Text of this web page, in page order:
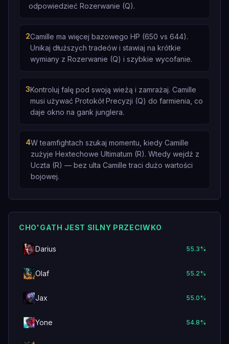
odpowiedzieć Rozerwanie (Q).
2Camille ma więcej bazowego HP (650 vs 644).
Unikaj dłuższych tradeów i stawiaj na krótkie
wymiany z Rozerwanie (Q) i szybkie wycofanie.
3Kontroluj falę pod swoją wieżą i zamrażaj. Camille
musi używać Protokół Precyzji (Q) do farmienia, co
daje okno na gank junglera.
4W teamfightach szukaj momentu, kiedy Camille
zużyje Hextechowe Ultimatum (R). Wtedy wejdź z
Uczta (R) — bez ulta Camille traci dużo wartości
bojowej.
CHO'GATH JEST SILNY PRZECIWKO
Darius 55.3%
Olaf 55.2%
Jax 55.0%
Yone 54.8%